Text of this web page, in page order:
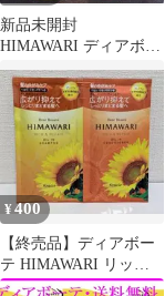
新品未開封
HIMAWARI ディアボー
テ シャンプー コンディ
ショナー
¥400
【終売品】ディアボー
テ HIMAWARI リッチ
＆リペア サンプルセッ